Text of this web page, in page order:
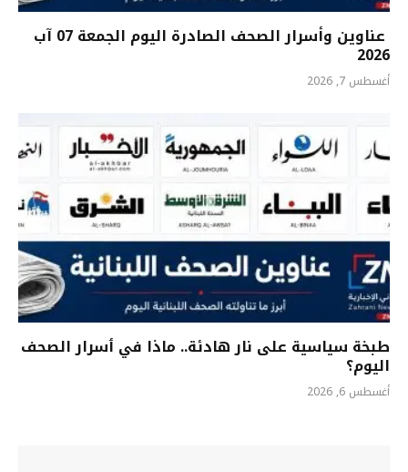
عناوين وأسرار الصحف الصادرة اليوم الجمعة 07 آب
2026
أغسطس 7, 2026
طبخة سياسية على نار هادئة.. ماذا في ٲسرار الصحف
اليوم؟
أغسطس 6, 2026